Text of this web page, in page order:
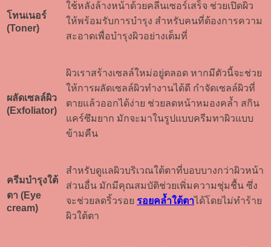
โทนเนอร์
(Toner)
ใช้หลังล้างหน้าด้วยคลีนเซอร์เสร็จ ช่วยเปิดผิว
ให้พร้อมรับการบำรุง สำหรับคนที่ต้องการความ
สะอาดเพื่อบำรุงผิวอย่างเต็มที่
ผลัดเซลล์ผิว
(Exfoliator)
ผิวเราสร้างเซลล์ใหม่อยู่ตลอด หากมีตัวนี้จะช่วย
ให้การผลัดเซลล์ผิวทำงานได้ดี กำจัดเซลล์ผิวที่
ตายแล้วออกได้ง่าย ช่วยลดหน้าหมองคล้ำ สกิน
แคร์ซึมยาก มักจะมาในรูปแบบครีมทาผิวแบบ
ข้ามคืน
ครีมบำรุงใต้
ตา (Eye
cream)
สำหรับดูแลผิวบริเวณใต้ตาที่บอบบางกว่าผิวหน้า
ส่วนอื่น มักมีคุณสมบัติช่วยเพิ่มความชุ่มชื้น ซึ่ง
จะช่วยลดริ้วรอย รอยคล้ำใต้ตาได้โดยไม่ทำร้าย
ผิวใต้ตา